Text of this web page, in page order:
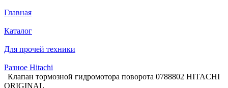
Главная
Каталог
Для прочей техники
Разное Hitachi
Клапан тормозной гидромотора поворота 0788802 HITACHI
ORIGINAL